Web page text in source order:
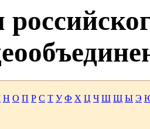
Н О П Р С Т У Ф Х Ц Ч Ш Щ Ы Э